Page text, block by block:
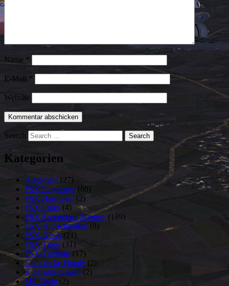
Name *
E-Mail *
Website
Search
Kategorien
Allgemein (27)
FSX Flugzeuge (60)
FSX Hardware (2)
FSX Links (4)
FSX Szenerien / Scenery (189)
FSX-Hubschrauber(8)
FSX-News (21)
FSX-Tipps (31)
FSX-Tutorials(17)
Ganz dicke Hunde (2)
Kurzmitteilungen (2)
MS Flight (2)